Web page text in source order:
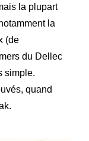
la plupart
la
(de
du Dellec
simple.
quand